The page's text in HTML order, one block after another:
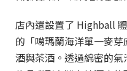
店內還設置了 Highball
的「噶瑪蘭海洋單一麥
酒與茶酒。透過綿密的